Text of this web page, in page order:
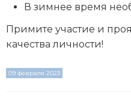
В зимнее время
Примите участие и
качества личности!
09 февраля 2023